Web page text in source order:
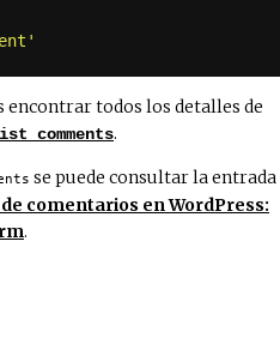
encontrar todos los detalles de
.
se puede consultar la entrada
comentarios en WordPress:
.